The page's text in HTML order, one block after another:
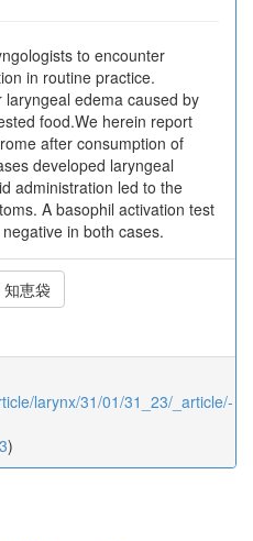
to encounter
in routine practice.
edema caused by
food.We herein report
after consumption of
developed laryngeal
administration led to the
A basophil activation test
in both cases.
知恵袋
larynx/31/01/31_23/_article/-
)